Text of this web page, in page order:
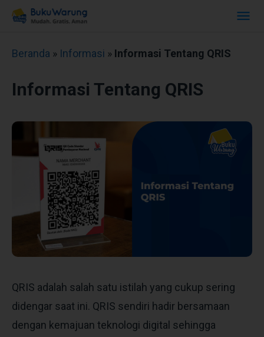
Beranda » Informasi » Informasi Tentang QRIS
Informasi Tentang QRIS
QRIS adalah salah satu istilah yang cukup sering
didengar saat ini. QRIS sendiri hadir bersamaan
dengan kemajuan teknologi digital sehingga